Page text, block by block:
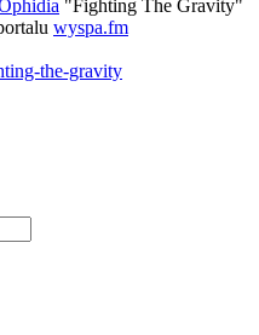
"Fighting The Gravity"
wyspa.fm
the-gravity